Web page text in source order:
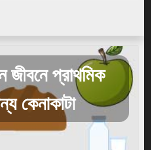
জীবনে প্রাথমিক
কেনাকাটা